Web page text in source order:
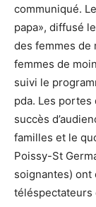
communiqué.
papa», diffusé
des femmes de
femmes de
suivi le
pda. Les
succès
familles et le
Poissy-St
soignantes) ont
téléspectateurs